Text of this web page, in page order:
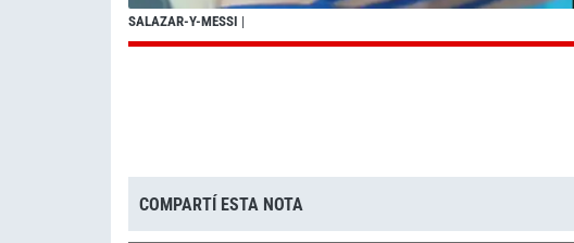
SALAZAR-Y-MESSI |
COMPARTÍ ESTA NOTA